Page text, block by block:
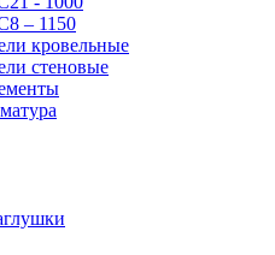
– 1150
кровельные
стеновые